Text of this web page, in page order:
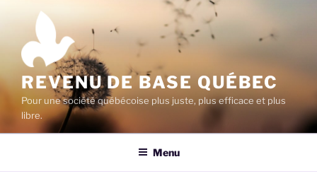
contenu
principal
REVENU DE BASE QUÉBEC
Pour une société québécoise plus juste, plus efficace et plus
libre.
Menu